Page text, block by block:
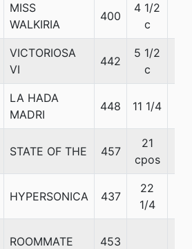
MISS
WALKIRIA
400
4 1/2
c
VICTORIOSA
VI
442
5 1/2
c
LA HADA
MADRI
448 11 1/4
STATE OF THE 457
21
cpos
HYPERSONICA 437
22
1/4
ROOMMATE 453